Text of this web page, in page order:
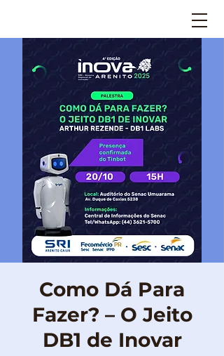
Como Dá Para
Fazer? – O Jeito
DB1 de Inovar